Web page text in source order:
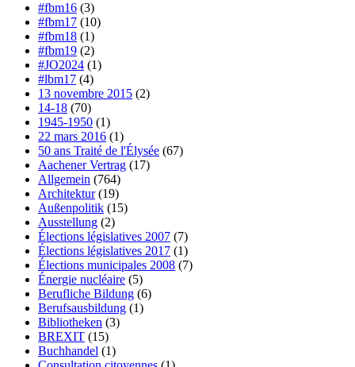
#fbm16 (3)
#fbm17 (10)
#fbm18 (1)
#fbm19 (2)
#JO2024 (1)
#lbm17 (4)
13 novembre 2015 (2)
14-18 (70)
1945-1950 (1)
22 mars 2016 (1)
50 ans Traité de l'Élysée (67)
Aachener Vertrag (17)
Allgemein (764)
Architektur(19)
Außenpolitik (15)
Ausstellung (2)
Élections législatives 2007 (7)
Élections législatives 2017 (1)
Élections municipales 2008 (7)
Énergie nucléaire (5)
Berufliche Bildung (6)
Berufsausbildung (1)
Bibliotheken (3)
BREXIT (15)
Buchhandel (1)